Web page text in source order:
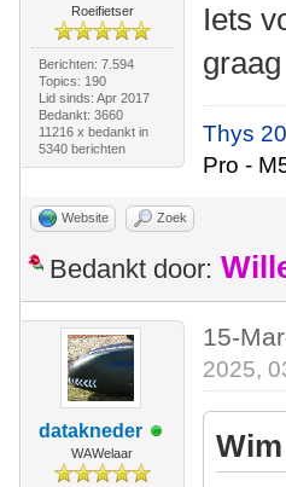
Roeifietser
Berichten: 7.594
Topics: 190
Lid sinds: Apr 2017
Bedankt: 3660
11216 x bedankt in
5340 berichten
Iets
Thys
Pro -
Website Zoek
Bedankt door:
datakneder
WAWelaar
15-
2025,